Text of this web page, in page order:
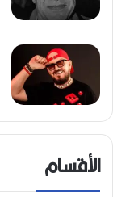
الأقسام